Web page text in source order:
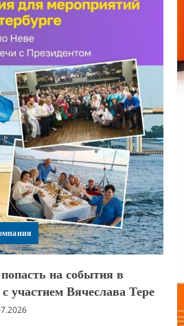
на события в
участием Вячеслава Тере